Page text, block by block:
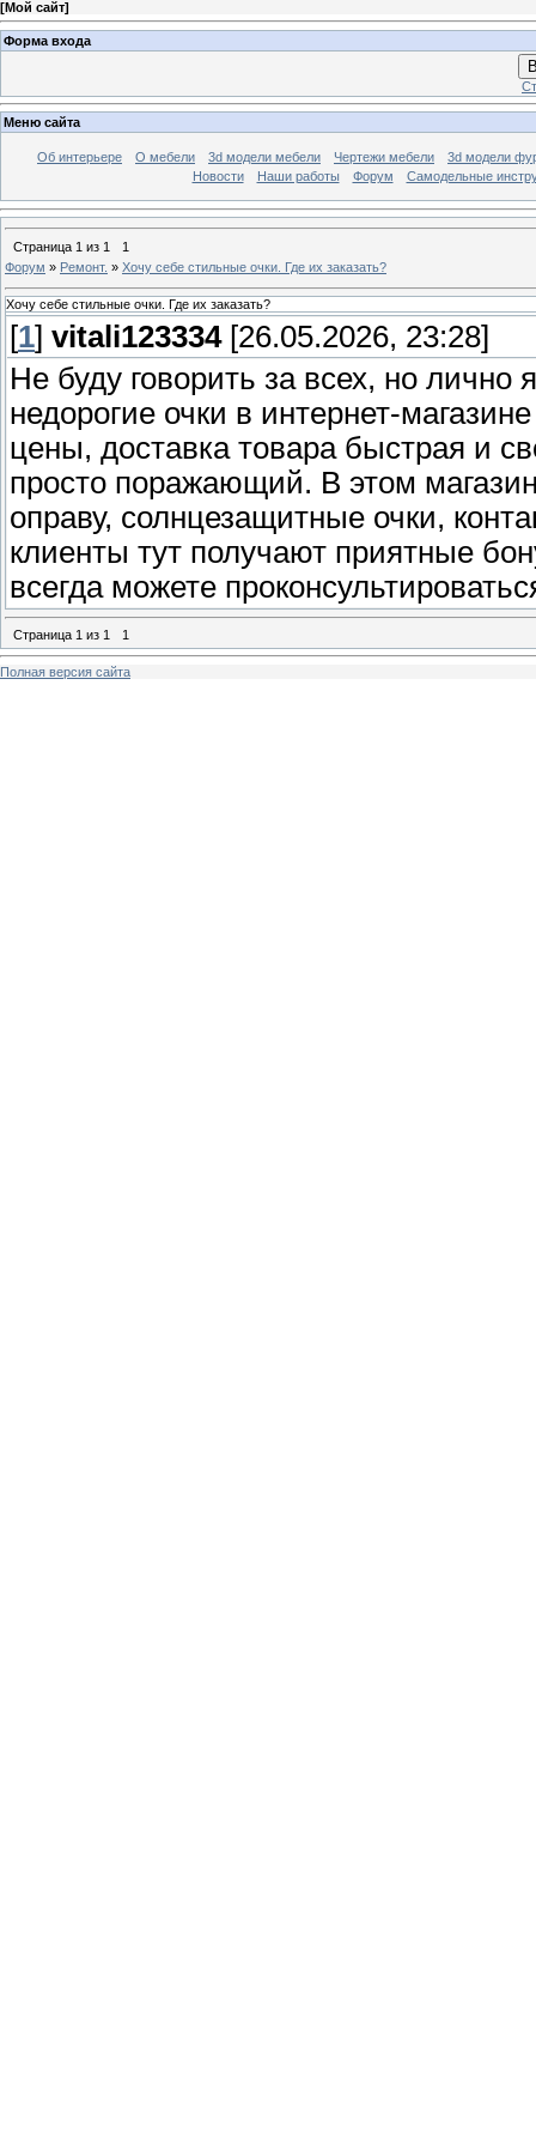
[Мой сайт]
Форма входа
Меню сайта
Об интерьере О мебели 3d модели мебели Чертежи мебели
3d модели
Новости
Наши работы Форум Самодельные
Страница 1 из 1
1
Форум » Ремонт. » Хочу себе стильные очки. Где их заказать?
Хочу себе стильные очки. Где их заказать?
[1] vitali123334[26.05.2026, 23:28]
Не буду говорить за всех, но
недорогие очки в интернет-
цены, доставка товара быстрая и
просто поражающий. В этом
оправу, солнцезащитные очки,
клиенты тут получают приятные
всегда можете
Страница 1 из 1 1
Полная версия сайта